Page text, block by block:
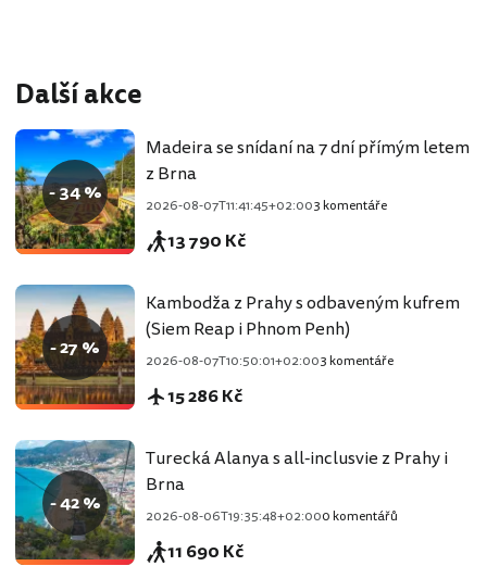
Další akce
- 34 %
Madeira se snídaní na 7 dní přímým letem
z Brna
2026-08-07T11:41:45+02:003 komentáře
13 790 Kč
- 27 %
Kambodža z Prahy s odbaveným kufrem
(Siem Reap i Phnom Penh)
2026-08-07T10:50:01+02:003 komentáře
15 286 Kč
- 42 %
Turecká Alanya s all-inclusvie z Prahy i
Brna
2026-08-06T19:35:48+02:000 komentářů
11 690 Kč